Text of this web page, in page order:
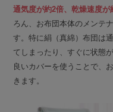
通気度が約2倍、乾燥速度が
ろん、お布団本体のメンテ
す。特に絹（真綿）布団は
てしまったり、すぐに状態
良いカバーを使うことで、
きます。